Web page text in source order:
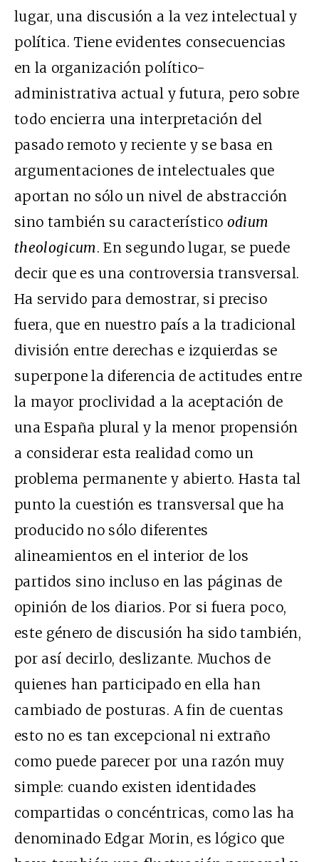
lugar, una discusión a la vez intelectual y
política. Tiene evidentes consecuencias
en la organización político-
administrativa actual y futura, pero sobre
todo encierra una interpretación del
pasado remoto y reciente y se basa en
argumentaciones de intelectuales que
aportan no sólo un nivel de abstracción
sino también su característico odium
theologicum. En segundo lugar, se puede
decir que es una controversia transversal.
Ha servido para demostrar, si preciso
fuera, que en nuestro país a la tradicional
división entre derechas e izquierdas se
superpone la diferencia de actitudes entre
la mayor proclividad a la aceptación de
una España plural y la menor propensión
a considerar esta realidad como un
problema permanente y abierto. Hasta tal
punto la cuestión es transversal que ha
producido no sólo diferentes
alineamientos en el interior de los
partidos sino incluso en las páginas de
opinión de los diarios. Por si fuera poco,
este género de discusión ha sido también,
por así decirlo, deslizante. Muchos de
quienes han participado en ella han
cambiado de posturas. A fin de cuentas
esto no es tan excepcional ni extraño
como puede parecer por una razón muy
simple: cuando existen identidades
compartidas o concéntricas, como las ha
denominado Edgar Morin, es lógico que